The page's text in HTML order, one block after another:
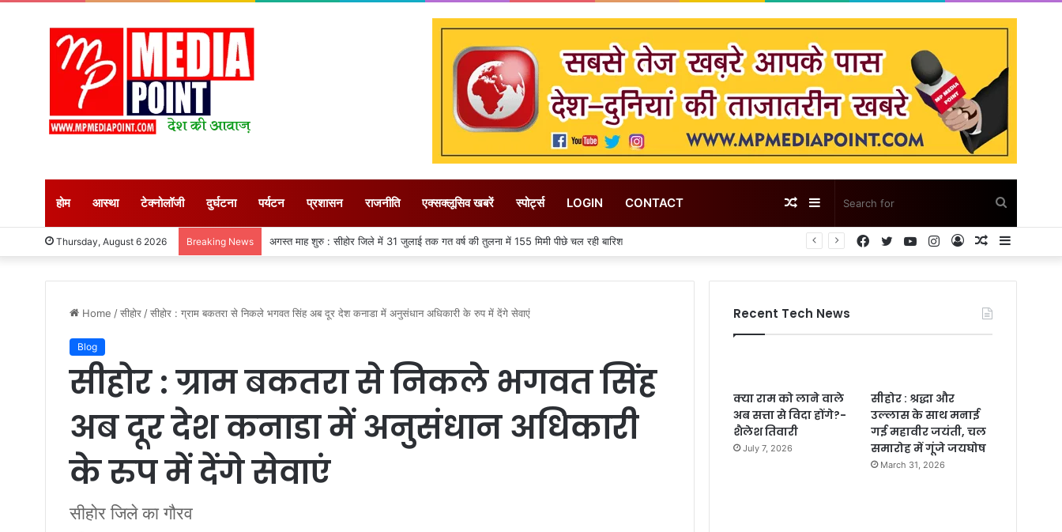
होम आस्था टेक्नोलॉजी दुर्घटना पर्यटन प्रशासन राजनीति एक्सक्लूसिव खबरें स्पोर्ट्स LOGIN CONTACT
for
Sidebar
Random
Article
Thursday, August 6 2026 Breaking News जापान : शक्तिशाली भूकंप से शॉपिंग मॉल की दूसरी मंजिल ढही, मकवे में फंसे 50 से अधिक लोग
Random
Log
Instagram
YouTube
Twitter
Facebook
Home /सीहोर /सीहोर : ग्राम बकतरा से निकले भगवत सिंह अब दूर देश कनाडा में अनुसंधान अधिकारी के रुप में देंगे सेवाएं
Blog
सीहोर : ग्राम बकतरा से निकले भगवत सिंह
अब दूर देश कनाडा में अनुसंधान अधिकारी
के रुप में देंगे सेवाएं
सीहोर जिले का गौरव
Recent Tech News
क्या राम को लाने वाले
अब सत्ता से विदा होंगे?-
शैलेश तिवारी
July 7, 2026
सीहोर : श्रद्धा और
उल्लास के साथ मनाई
गई महावीर जयंती, चल
समारोह में गूंजे जयघोष
March 31, 2026